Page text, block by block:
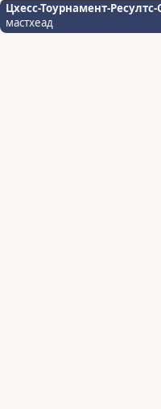
Цхесс-Тоурнамент-Ресултс-
мастхеад